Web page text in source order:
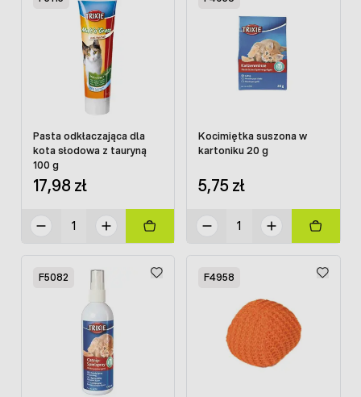
Pasta odkłaczająca dla
kota słodowa z tauryną
100 g
17,98 zł
Kocimiętka suszona w
kartoniku 20 g
5,75 zł
F5082 F4958